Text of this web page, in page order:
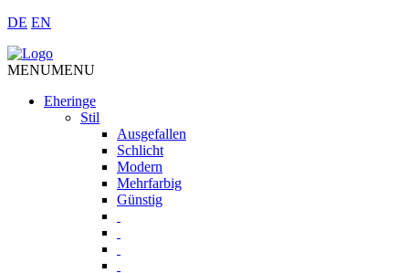
DE EN
MENUMENU
Eheringe
Stil
Ausgefallen
Schlicht
Modern
Mehrfarbig
Günstig